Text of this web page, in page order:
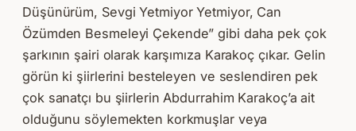
Düşünürüm, Sevgi Yetmiyor Yetmiyor, Can
Özümden Besmeleyi Çekende” gibi daha pek çok
şarkının şairi olarak karşımıza Karakoç çıkar. Gelin
görün ki şiirlerini besteleyen ve seslendiren pek
çok sanatçı bu şiirlerin Abdurrahim Karakoç’a ait
olduğunu söylemekten korkmuşlar veya